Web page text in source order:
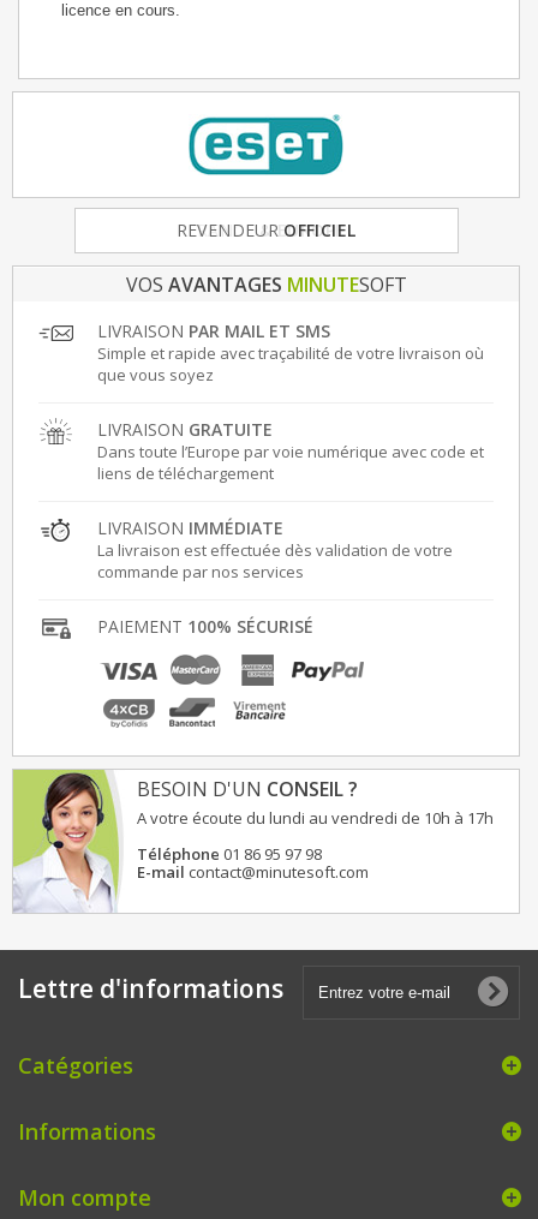
licence en cours.
FRANCE & EUROPE
VOS AVANTAGES MINUTESOFT
LIVRAISON PAR MAIL ET SMS
Simple et rapide avec traçabilité de votre livraison où
que vous soyez
LIVRAISON GRATUITE
Dans toute l’Europe par voie numérique avec code et
liens de téléchargement
LIVRAISON IMMÉDIATE
La livraison est effectuée dès validation de votre
commande par nos services
PAIEMENT 100% SÉCURISÉ
BESOIN D'UN CONSEIL ?
A votre écoute du lundi au vendredi de 10h à 17h
Téléphone 01 86 95 97 98
E-mail contact@minutesoft.com
Lettre d'informations
Catégories
Informations
Mon compte